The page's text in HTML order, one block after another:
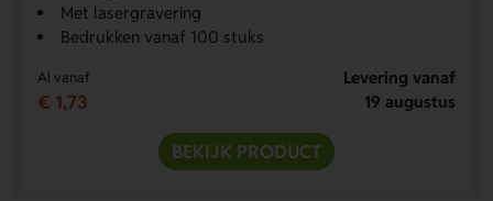
Met lasergravering
Bedrukken vanaf 100 stuks
Al vanaf
€ 1,73
Levering vanaf
19 augustus
BEKIJK PRODUCT